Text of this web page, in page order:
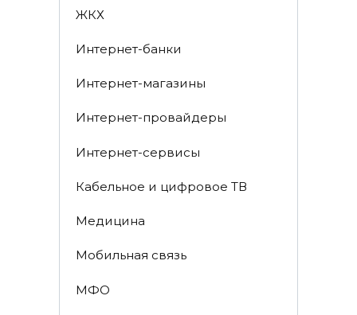
ЖКХ
Интернет-банки
Интернет-магазины
Интернет-провайдеры
Интернет-сервисы
Кабельное и цифровое ТВ
Медицина
Мобильная связь
МФО